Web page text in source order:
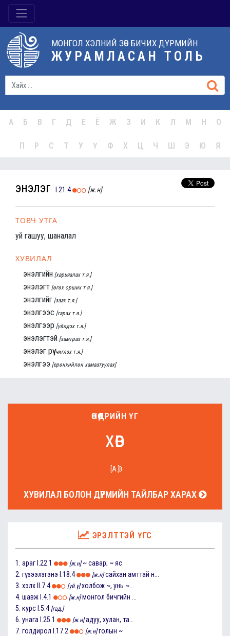
МОНГОЛ ХЭЛНИЙ ЗӨВ БИЧИХ ДҮРМИЙН
ЖУРАМЛАСАН ТОЛЬ
А Б В Г Д Е Ё Ж З И К Л М Н О
П Р С Т У Ү Ф Х Ц Ч Ш Э Ю Я
энэлэг I.21.4 [ж.н]
ТОВЧ УТГА
уй гашуу, шаналал
ХУВИЛАЛ
энэлгийн [харьяалах т.я.]
энэлэгт [өгөх орших т.я.]
энэлгийг [заах т.я.]
энэлгээс [гарах т.я.]
энэлгээр [үйлдэх т.я.]
энэлэгтэй [хамтрах т.я.]
энэлэг рүү [чиглэх т.я.]
энэлгээ [ерөнхийлөн хамаатуулах]
ӨНӨӨДРИЙН ҮГ
хөв
[А.Ө]
ХУВИЛАЛ БОЛОН ДҮРМИЙН ТАЙЛБАР ХАРАХ
ЭРЭЛТТЭЙ ҮГС
1. араг I.22.1 [ж.н] ~ савар; ~ яс
2. гүзээлзгэнэ I.18.4 [ж.н] сайхан амттай н...
3. хэлх II.7.4 [үй.ү] холбож ~, унь ~...
4. шавж I.4.1 [ж.н] монгол бичгийн ...
5. курс I.5.4 [гад.]
6. унага I.25.1 [ж.н] адуу, хулан, та...
7. голдирол I.17.2 [ж.н] голын ~